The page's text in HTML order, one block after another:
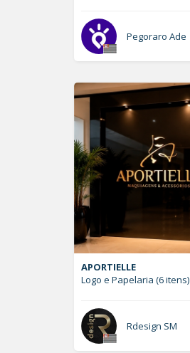
Pegoraro Ade
APORTIELLE
Logo e Papelaria (6 itens)
Rdesign SM